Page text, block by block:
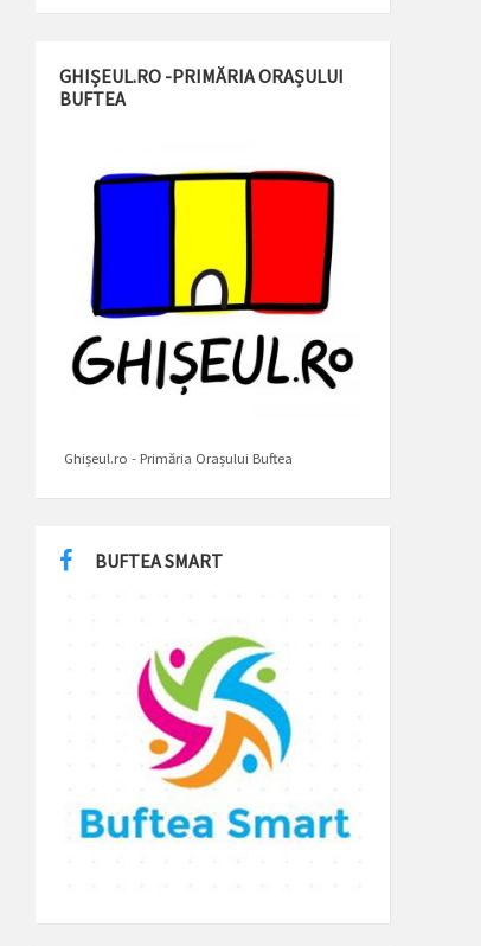
GHIȘEUL.RO -PRIMĂRIA ORAȘULUI
BUFTEA
Ghișeul.ro - Primăria Orașului Buftea
BUFTEA SMART